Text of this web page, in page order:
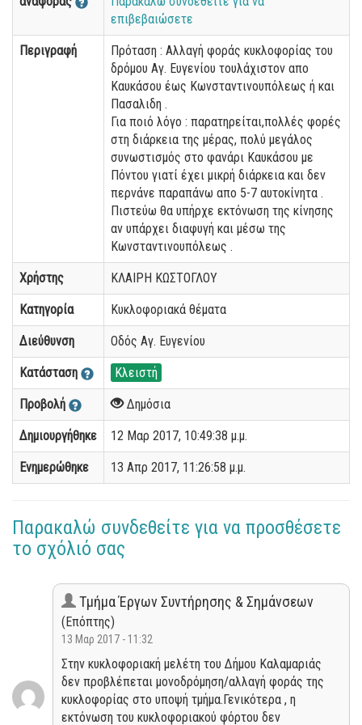
επιβεβαιώσετε
Περιγραφή
Πρόταση : Αλλαγή φοράς κυκλοφορίας του
δρόμου Αγ. Ευγενίου τουλάχιστον απο
Καυκάσου έως Κωνσταντινουπόλεως ή και
Πασαλιδη .
Για ποιό λόγο : παρατηρείται,πολλές φορές
στη διάρκεια της μέρας, πολύ μεγάλος
συνωστισμός στο φανάρι Καυκάσου με
Πόντου γιατί έχει μικρή διάρκεια και δεν
περνάνε παραπάνω απο 5-7 αυτοκίνητα .
Πιστεύω θα υπήρχε εκτόνωση της κίνησης
αν υπάρχει διαφυγή και μέσω της
Κωνσταντινουπόλεως .
Χρήστης ΚΛΑΙΡΗ ΚΩΣΤΟΓΛΟΥ
Κατηγορία Κυκλοφοριακά θέματα
Διεύθυνση Οδός Αγ. Ευγενίου
Κατάσταση Κλειστή
Προβολή Δημόσια
Δημιουργήθηκε 12 Μαρ 2017, 10:49:38 μ.μ.
Ενημερώθηκε 13 Απρ 2017, 11:26:58 μ.μ.
Παρακαλώ συνδεθείτε για να προσθέσετε
το σχόλιό σας
Τμήμα Έργων Συντήρησης & Σημάνσεων
(Επόπτης)
13 Μαρ 2017 - 11:32
Στην κυκλοφοριακή μελέτη του Δήμου Καλαμαριάς
δεν προβλέπεται μονοδρόμηση/αλλαγή φοράς της
κυκλοφορίας στο υποψή τμήμα.Γενικότερα , η
εκτόνωση του κυκλοφοριακού φόρτου δεν